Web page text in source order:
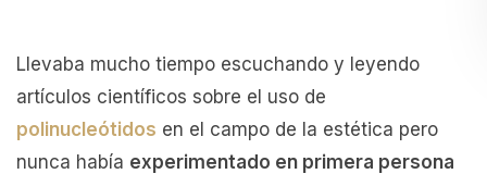
Llevaba mucho tiempo escuchando y leyendo
artículos científicos sobre el uso de
polinucleótidos en el campo de la estética pero
nunca había experimentado en primera persona